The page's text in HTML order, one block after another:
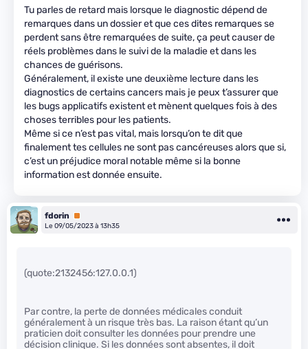
Tu parles de retard mais lorsque le diagnostic dépend de
remarques dans un dossier et que ces dites remarques se
perdent sans être remarquées de suite, ça peut causer de
réels problèmes dans le suivi de la maladie et dans les
chances de guérisons.
Généralement, il existe une deuxième lecture dans les
diagnostics de certains cancers mais je peux t’assurer que
les bugs applicatifs existent et mènent quelques fois à des
choses terribles pour les patients.
Même si ce n’est pas vital, mais lorsqu’on te dit que
finalement tes cellules ne sont pas cancéreuses alors que si,
c’est un préjudice moral notable même si la bonne
information est donnée ensuite.
fdorin
Premium
Le 09/05/2023 à 13h35
(quote:2132456:127.0.0.1)
Par contre, la perte de données médicales conduit
généralement à un risque très bas. La raison étant qu’un
praticien doit consulter les données pour prendre une
décision clinique. Si les données sont absentes, il doit